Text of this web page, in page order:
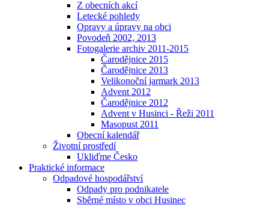
Z obecních akcí
Letecké pohledy
Opravy a úpravy na obci
Povodeň 2002, 2013
Fotogalerie archiv 2011-2015
Čarodějnice 2015
Čarodějnice 2013
Velikonoční jarmark 2013
Advent 2012
Čarodějnice 2012
Advent v Husinci - Řeži 2011
Masopust 2011
Obecní kalendář
Životní prostředí
Ukliďme Česko
Praktické informace
Odpadové hospodářství
Odpady pro podnikatele
Sběrné místo v obci Husinec